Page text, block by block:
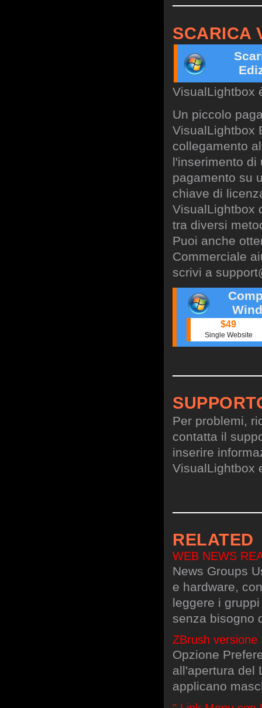
SCARICA
VisualLightbox
Un piccolo
VisualLightbox
collegamento
l'inserimento di
pagamento su
chiave di
VisualLightbox
tra diversi
Puoi anche
Commerciale
scrivi a
$49
Single Website
Per problemi,
contatta il
inserire
VisualLightbox
RELATED
WEB NEWS
News Groups
e hardware,
leggere i
senza bisogno
ZBrush versione
Opzione
all'apertura del
applicano